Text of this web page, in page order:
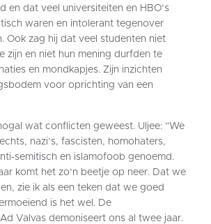
en dat veel universiteiten en HBO’s
waren en intolerant tegenover
Ook zag hij dat veel studenten niet
zijn en niet hun mening durfden te
en mondkapjes. Zijn inzichten
voor oprichting van een
wat conflicten geweest. Uljee: “We
nazi’s, fascisten, homohaters,
semitisch en islamofoob genoemd.
komt het zo’n beetje op neer. Dat we
zie ik als een teken dat we goed
is het wel. De
Valvas demoniseert ons al twee jaar.